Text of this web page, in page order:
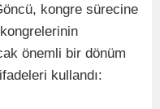
kongre sürecine
önemli bir dönüm
kullandı: